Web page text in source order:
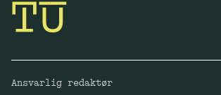
Ansvarlig redaktør